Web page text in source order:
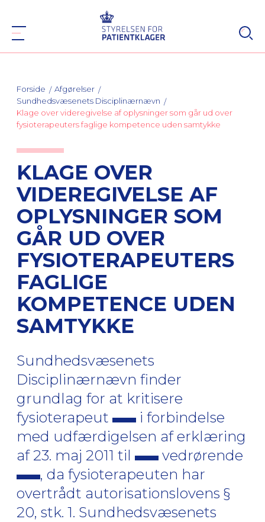
Forside
Afgørelser
Sundhedsvæsenets Disciplinærnævn
Klage over videregivelse af oplysninger som går ud over
fysioterapeuters faglige kompetence uden samtykke
KLAGE OVER
VIDEREGIVELSE AF
OPLYSNINGER SOM
GÅR UD OVER
FYSIOTERAPEUTERS
FAGLIGE
KOMPETENCE UDEN
SAMTYKKE
Sundhedsvæsenets
Disciplinærnævn finder
grundlag for at kritisere
fysioterapeut
i forbindelse
med udfærdigelsen af erklæring
af 23. maj 2011 til
vedrørende
, da fysioterapeuten har
overtrådt autorisationslovens §
20, stk. 1. Sundhedsvæsenets